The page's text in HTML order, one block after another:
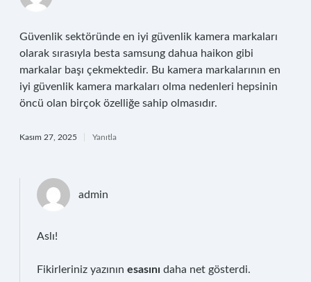
Güvenlik sektöründe en iyi güvenlik kamera markaları
olarak sırasıyla besta samsung dahua haikon gibi
markalar başı çekmektedir. Bu kamera markalarının en
iyi güvenlik kamera markaları olma nedenleri hepsinin
öncü olan birçok özelliğe sahip olmasıdır.
Kasım 27, 2025 Yanıtla
admin
Aslı!
Fikirleriniz yazının esasını daha net gösterdi.